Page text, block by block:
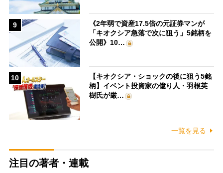
9
《2年弱で資産17.5倍の元証券マンが
「キオクシア急落で次に狙う」5銘柄を
公開》10…
10
【キオクシア・ショックの後に狙う5銘
柄】イベント投資家の億り人・羽根英
樹氏が厳…
一覧を見る
注目の著者・連載